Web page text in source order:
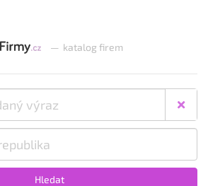
— katalog firem
Hledat